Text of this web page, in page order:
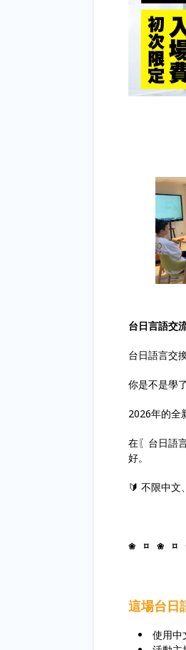
台日言語交
台日語言交
你是不是學
2026年的全
在〖台日語
好。
🔰 不限中文
❀ ⌑ ❀ ⌑
這場台日
使用中